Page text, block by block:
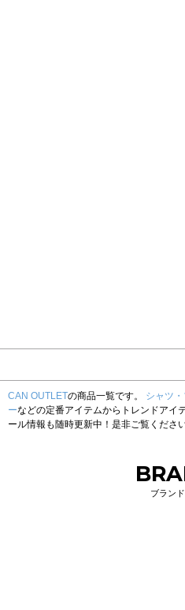
CAN OUTLETの商品一覧です。 シャツ
ーなどの定番アイテムからトレンドアイ
ール情報も随時更新中！是非ご覧ください
ブラン